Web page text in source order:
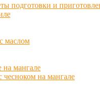
подготовки и
маслом
на мангале
на мангале